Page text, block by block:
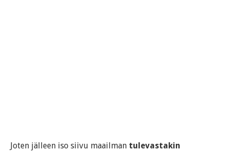
Joten jälleen iso siivu maailman tulevastakin